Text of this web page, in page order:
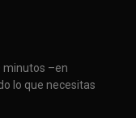
minutos –en
lo que necesitas